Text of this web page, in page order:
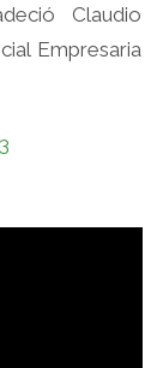
Claudio
Empresaria